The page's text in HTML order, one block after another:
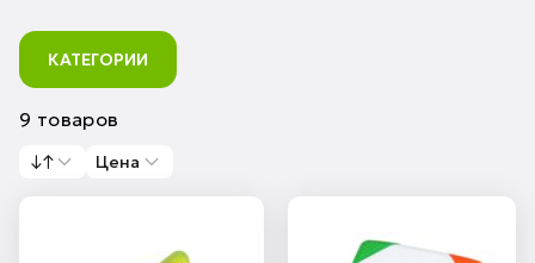
КАТЕГОРИИ
9 товаров
↓↑ Цена